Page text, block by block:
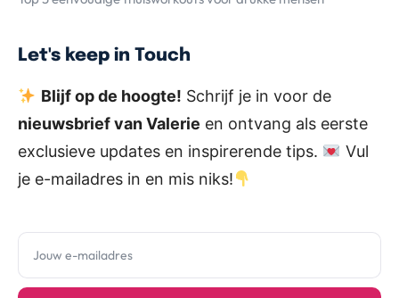
Let's keep in Touch
Blijf op de hoogte! Schrijf je in voor de
nieuwsbrief van Valerie en ontvang als eerste
exclusieve updates en inspirerende tips.
Vul
je e-mailadres in en mis niks!